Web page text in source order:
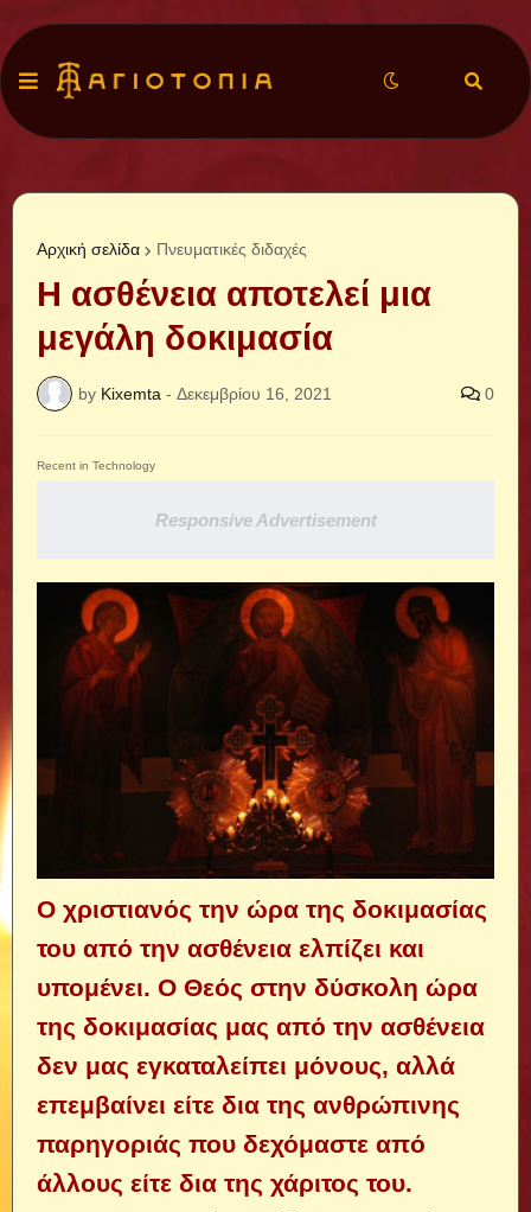
Αρχική σελίδα Πνευματικές διδαχές
Η ασθένεια αποτελεί μια
μεγάλη δοκιμασία
by Kixemta - Δεκεμβρίου 16, 2021 0
Recent in Technology
Responsive Advertisement
Ο χριστιανός την ώρα της δοκιμασίας
του από την ασθένεια ελπίζει και
υπομένει. Ο Θεός στην δύσκολη ώρα
της δοκιμασίας μας από την ασθένεια
δεν μας εγκαταλείπει μόνους, αλλά
επεμβαίνει είτε δια της ανθρώπινης
παρηγοριάς που δεχόμαστε από
άλλους είτε δια της χάριτος του.